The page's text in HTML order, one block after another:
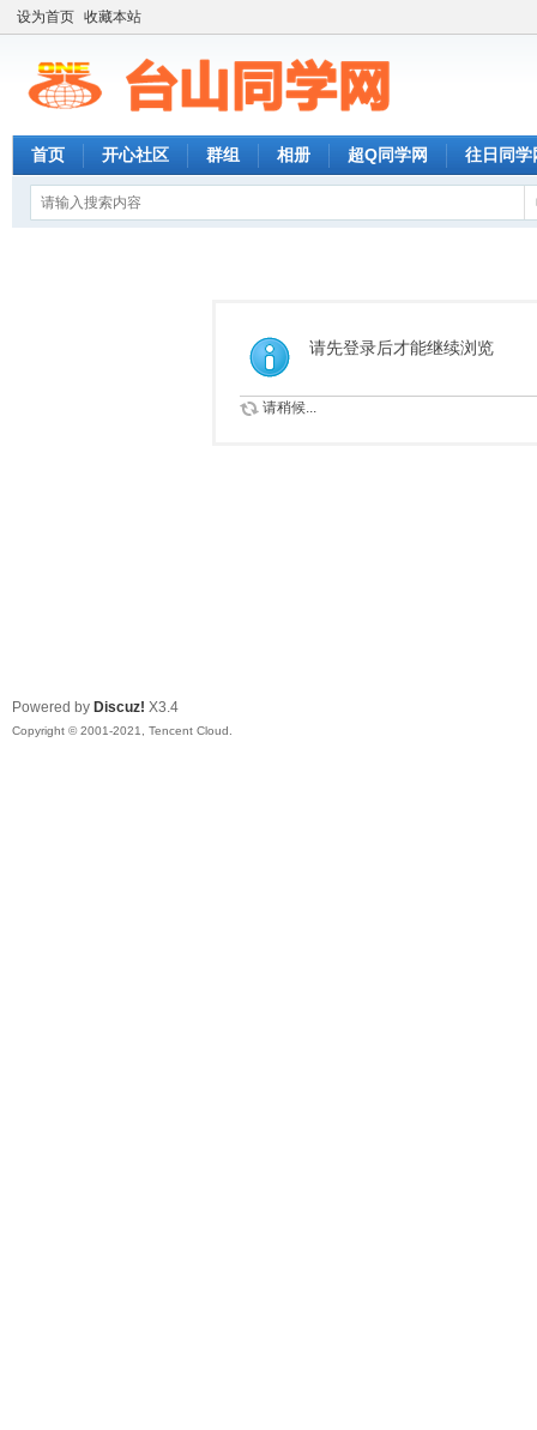
设为首页 收藏本站
首页 开心社区 群组 相册 超Q同学网 往日同学
请先登录后才能继续浏览
请稍候...
Powered by Discuz! X3.4
Copyright © 2001-2021, Tencent Cloud.